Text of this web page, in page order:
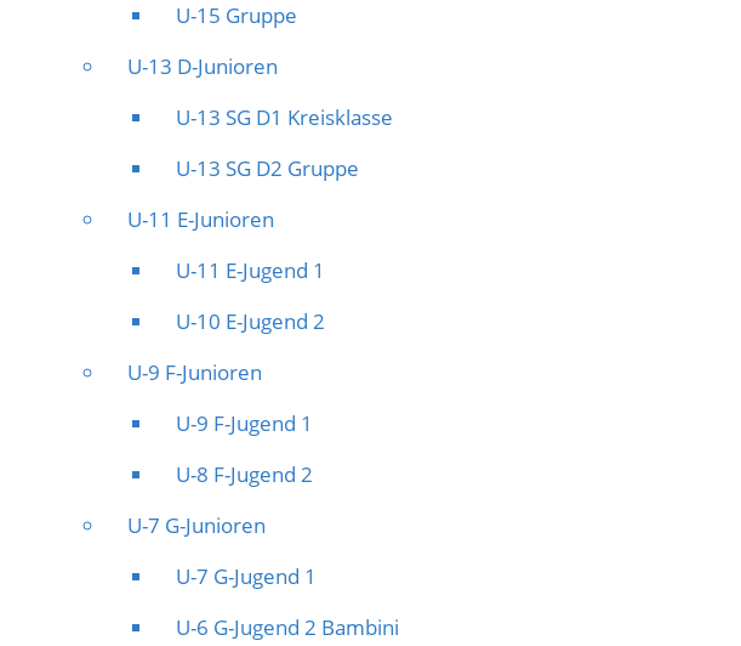
U-15 Gruppe
U-13 D-Junioren
U-13 SG D1 Kreisklasse
U-13 SG D2 Gruppe
U-11 E-Junioren
U-11 E-Jugend 1
U-10 E-Jugend 2
U-9 F-Junioren
U-9 F-Jugend 1
U-8 F-Jugend 2
U-7 G-Junioren
U-7 G-Jugend 1
U-6 G-Jugend 2 Bambini